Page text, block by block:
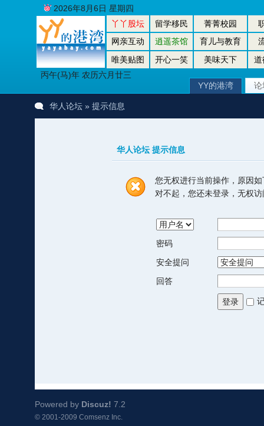
丫丫股坛 留学移民 菁菁校园
网亲互动
逍遥茶馆 育儿与教育
唯美贴图
开心一笑 美味天下
道
丙午(马)年 农历六月廿三
2026年8月6日 星期四
YY的港湾 论
华人论坛» 提示信息
华人论坛 提示信息
您无权进行当前操作，原因如
对不起，您还未登录，无权
密码
安全提问
回答
登录
Powered by Discuz! 7.2
© 2001-2009 Comsenz Inc.